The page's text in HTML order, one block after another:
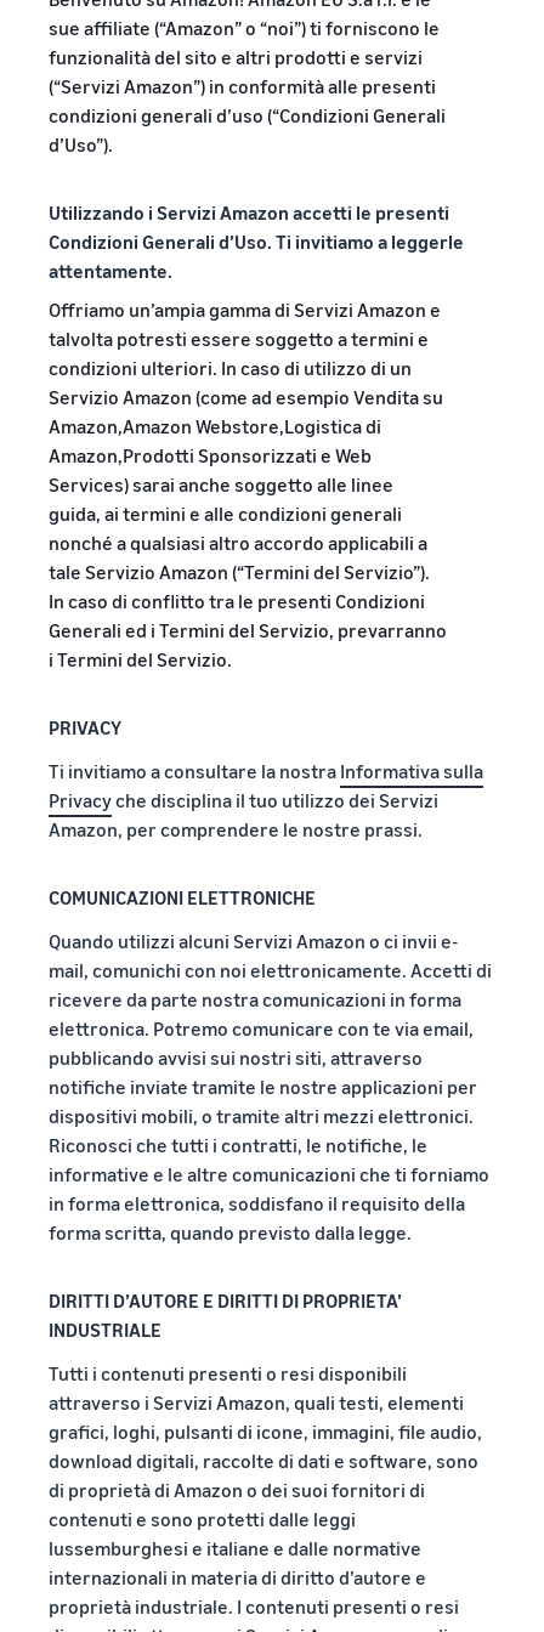
Storia di
venditore
Con la
portata e gli
strumenti di
Skipper’s ha
trasformato
l’idea locale di
un alimento
premium per
animali a
base di pesce
in un’attività
fiorente.
Storia vera,
crescita
reale. Sarai tu
il prossimo?
clienti in tutto il mondo
Vendi oltre i confini del
Regno Unito e dell'UE
Accedi facilmente a nuovi
marketplace
Costi di
gestione
ridotti
per i
tuoi
prodotti
a basso
prezzo
Esplora le
Logistica di
Amazon a
basso
idonei con
un prezzo
inferiore a
€20.
tue operazioni
Esplora i programmi di
vendita
Crea la tua strategia di
programmi
Registro
marche
di
Amazon
Registra il
tuo marchio
con Amazon
per
accedere a
una suite di
strumenti
del marchio
protezione
base al metodo di evasione
Calcolatore
delle
entrate
Calcolare le
tariffe e i costi di
un prodotto,
confrontando i
evasione degli
ordini
Crea il tuo negozio
online
Entra nel mondo dell'e-
commerce in modo
semplice ed efficace
ordini nell'E-commerce
degli ordini in un'attività di
E-commerce
Prodotti
richiesti
per
iniziare
vendere
Trova la sua categoria
di prodotto
Fai crescere la tua attività di
Come vendere
integratori alimentari
Espandi le tue vendite di
Come vendere cuffie
online
Vendi cuffie a clienti in tutto
il mondo
Come vendere
magliette online
magliette
sue affiliate (“Amazon” o “noi”) ti forniscono le
funzionalità del sito e altri prodotti e servizi
(“Servizi Amazon”) in conformità alle presenti
condizioni generali d’uso (“Condizioni Generali
d’Uso”).
Utilizzando i Servizi Amazon accetti le presenti
Condizioni Generali d’Uso. Ti invitiamo a leggerle
attentamente.
Offriamo un’ampia gamma di Servizi Amazon e
talvolta potresti essere soggetto a termini e
condizioni ulteriori. In caso di utilizzo di un
Servizio Amazon (come ad esempio Vendita su
Amazon,Amazon Webstore,Logistica di
Amazon,Prodotti Sponsorizzati e Web
Services) sarai anche soggetto alle linee
guida, ai termini e alle condizioni generali
nonché a qualsiasi altro accordo applicabili a
tale Servizio Amazon (“Termini del Servizio”).
In caso di conflitto tra le presenti Condizioni
Generali ed i Termini del Servizio, prevarranno
i Termini del Servizio.
PRIVACY
Ti invitiamo a consultare la nostra Informativa sulla
Privacyche disciplina il tuo utilizzo dei Servizi
Amazon, per comprendere le nostre prassi.
COMUNICAZIONI ELETTRONICHE
Quando utilizzi alcuni Servizi Amazon o ci invii e-
mail, comunichi con noi elettronicamente. Accetti di
ricevere da parte nostra comunicazioni in forma
elettronica. Potremo comunicare con te via email,
pubblicando avvisi sui nostri siti, attraverso
notifiche inviate tramite le nostre applicazioni per
dispositivi mobili, o tramite altri mezzi elettronici.
Riconosci che tutti i contratti, le notifiche, le
informative e le altre comunicazioni che ti forniamo
in forma elettronica, soddisfano il requisito della
forma scritta, quando previsto dalla legge.
DIRITTI D’AUTORE E DIRITTI DI PROPRIETA’
INDUSTRIALE
Tutti i contenuti presenti o resi disponibili
attraverso i Servizi Amazon, quali testi, elementi
grafici, loghi, pulsanti di icone, immagini, file audio,
download digitali, raccolte di dati e software, sono
di proprietà di Amazon o dei suoi fornitori di
contenuti e sono protetti dalle leggi
lussemburghesi e italiane e dalle normative
internazionali in materia di diritto d’autore e
proprietà industriale. I contenuti presenti o resi